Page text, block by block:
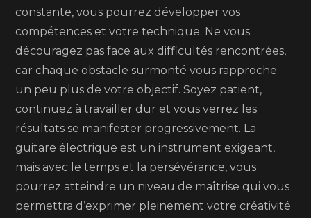
constante, vous pourrez développer vos
compétences et votre technique. Ne vous
découragez pas face aux difficultés rencontrées,
car chaque obstacle surmonté vous rapproche
un peu plus de votre objectif. Soyez patient,
continuez à travailler dur et vous verrez les
résultats se manifester progressivement. La
guitare électrique est un instrument exigeant,
mais avec le temps et la persévérance, vous
pourrez atteindre un niveau de maîtrise qui vous
permettra d’exprimer pleinement votre créativité